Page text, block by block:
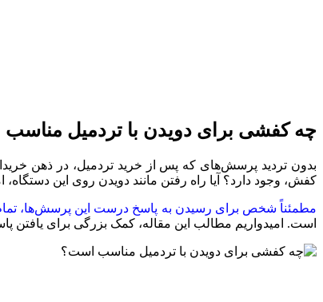
چه کفشی برای دویدن با تردمیل
بدون تردید پرسش‌های که پس از خرید تردمیل، در ذهن
کفش، وجود دارد؟ آیا راه رفتن مانند دویدن روی این
مطمئناً شخص برای رسیدن به پاسخ درست این پرسش‌ها،
است. ‌امیدواریم مطالب این مقاله، کمک بزرگی برای یافتن